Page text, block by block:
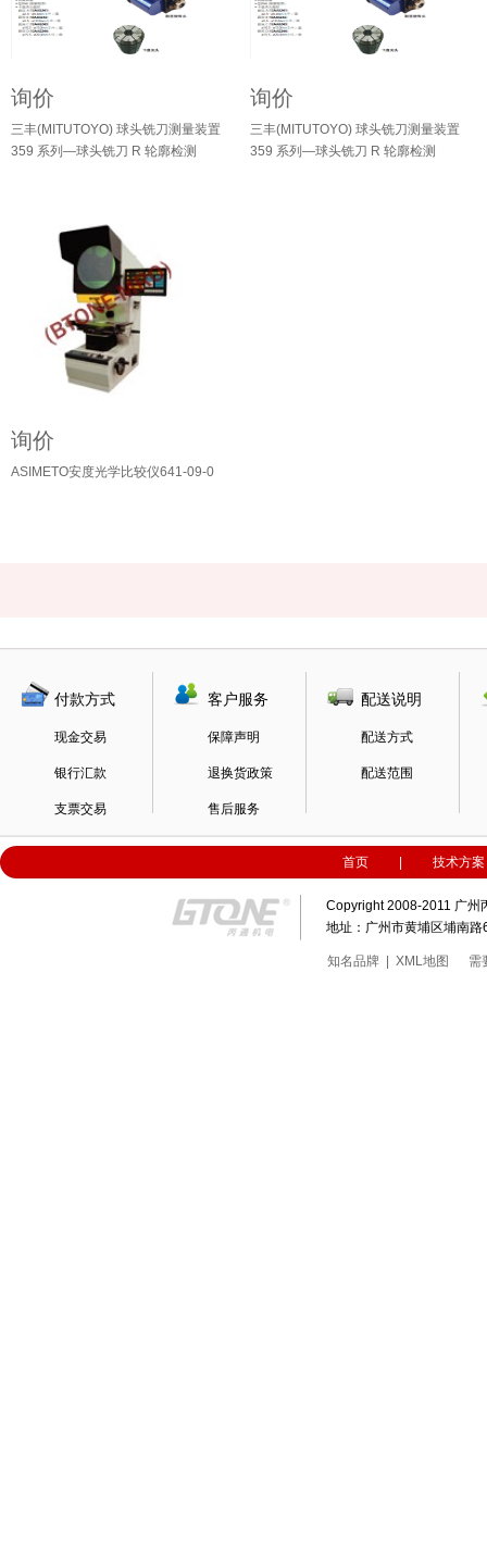
询价
三丰(MITUTOYO) 球头铣刀测量装置
359 系列—球头铣刀 R 轮廓检测
询价
三丰(MITUTOYO) 球头铣刀测量装置
359 系列—球头铣刀 R 轮廓检测
询价
ASIMETO安度光学比较仪641-09-0
付款方式
现金交易
银行汇款
支票交易
客户服务
保障声明
退换货政策
售后服务
配送说明
配送方式
配送范围
首页 技术方案
Copyright 2008-2011 广州
地址：广州市黄埔区埔南
知名品牌 XML地图 需